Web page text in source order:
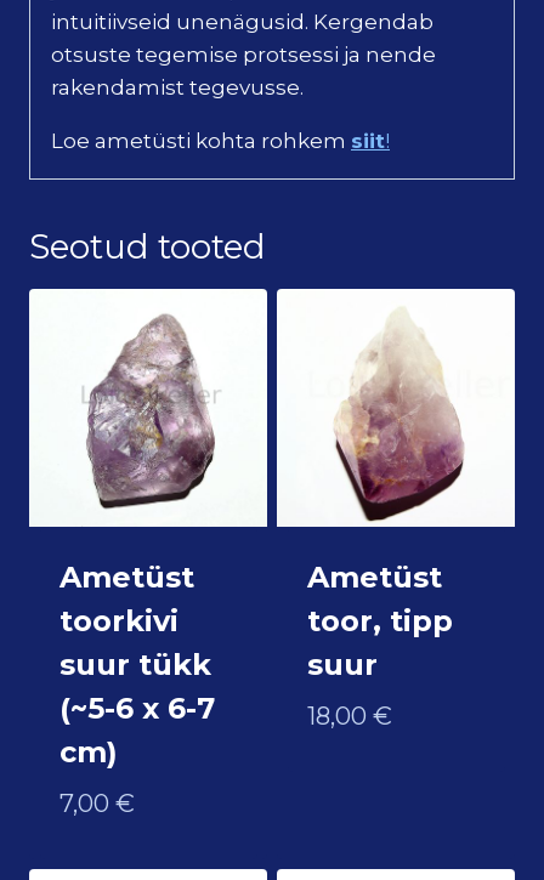
intuitiivseid unenägusid. Kergendab
otsuste tegemise protsessi ja nende
rakendamist tegevusse.
Loe ametüsti kohta rohkem siit!
Seotud tooted
Ametüst
toorkivi
suur tükk
(~5-6 x 6-7
cm)
7,00 €
Ametüst
toor, tipp
suur
18,00 €